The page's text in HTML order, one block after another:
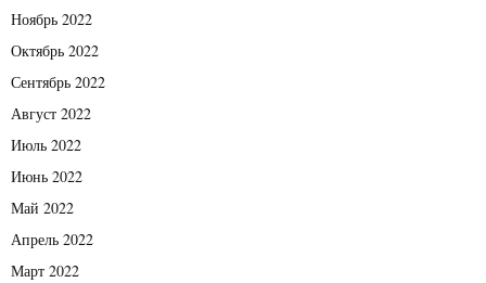
Ноябрь 2022
Октябрь 2022
Сентябрь 2022
Август 2022
Июль 2022
Июнь 2022
Май 2022
Апрель 2022
Март 2022